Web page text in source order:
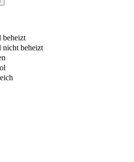
beheizt
nicht beheizt